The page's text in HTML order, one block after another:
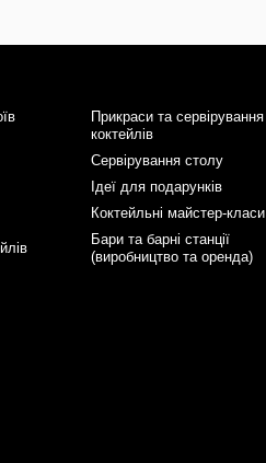
Прикраси та сервірування
коктейлів
Сервірування столу
Ідеї для подарунків
Коктейльні майстер-класи
Бари та барні станції
(виробництво та оренда)